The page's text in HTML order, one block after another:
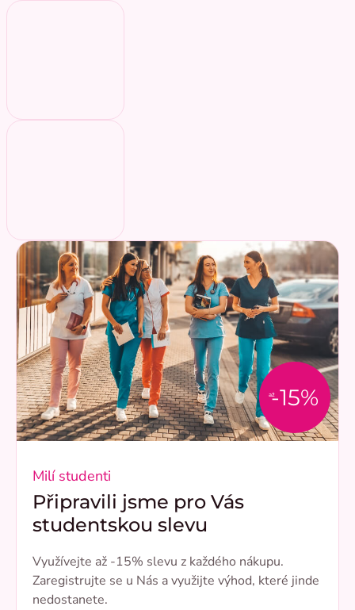
až-15%
Milí studenti
Připravili jsme pro Vás
studentskou slevu
Využívejte až -15% slevu z každého nákupu.
Zaregistrujte se u Nás a využijte výhod, které jinde
nedostanete.